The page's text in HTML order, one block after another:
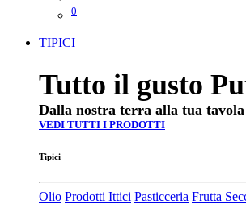
0
TIPICI
Tutto il gusto
Dalla nostra terra alla tua tavola
VEDI TUTTI I PRODOTTI
Tipici
Olio Prodotti Ittici Pasticceria Frutta